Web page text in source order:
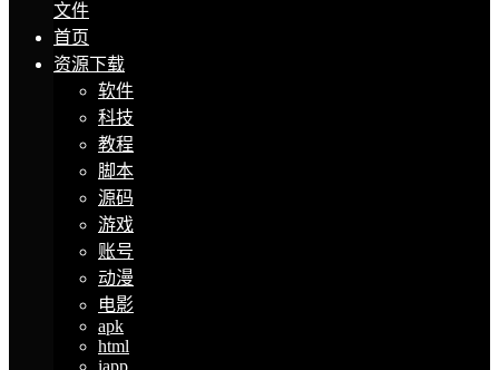
文件
首页
资源下载
软件
科技
教程
脚本
源码
游戏
账号
动漫
电影
apk
html
iapp